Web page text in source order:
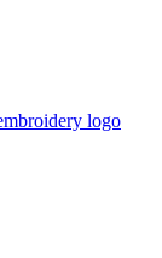
logo